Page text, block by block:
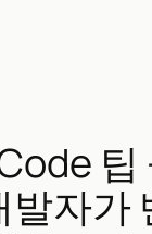
팁
자가